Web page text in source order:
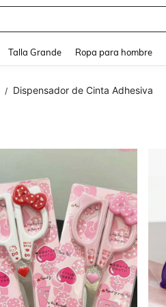
Talla Grande Ropa para hombre
/ Dispensador de Cinta Adhesiva